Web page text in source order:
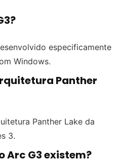
especificamente
Windows.
Panther
Panther Lake da
3.
Arc G3 existem?